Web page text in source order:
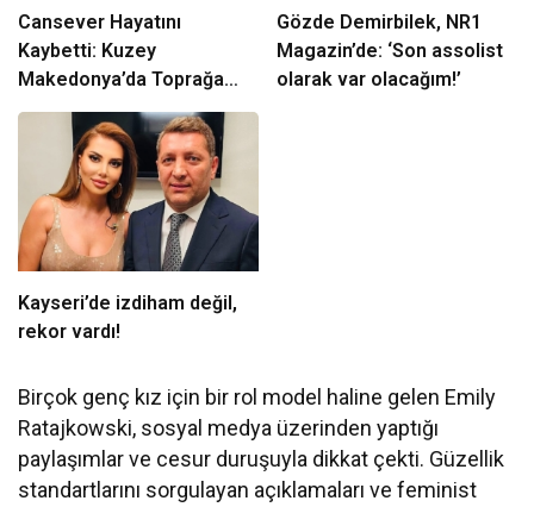
Cansever Hayatını
Kaybetti: Kuzey
Makedonya’da Toprağa
Verilecek
Gözde Demirbilek, NR1
Magazin’de: ‘Son assolist
olarak var olacağım!’
Kayseri’de izdiham değil,
rekor vardı!
Birçok genç kız için bir rol model haline gelen Emily
Ratajkowski, sosyal medya üzerinden yaptığı
paylaşımlar ve cesur duruşuyla dikkat çekti. Güzellik
standartlarını sorgulayan açıklamaları ve feminist